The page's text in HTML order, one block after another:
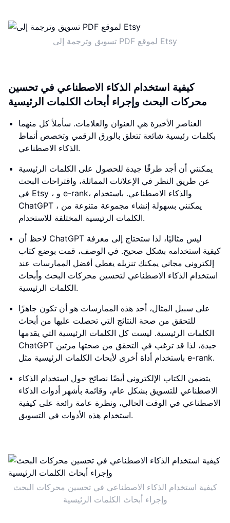
تسويق وترجمة إلى PDF لموقع Etsy
كيفية استخدام الذكاء الاصطناعي في تحسين
محركات البحث وإجراء أبحاث الكلمات الرئيسية
العناصر الأخيرة هي العنوان والعلامات. سأملأ كل منهما
بكلمات رئيسية شائعة تتعلق بالورق الرقمي وتخصص أنماط
الذكاء الاصطناعي.
يمكنني أن أجد طرقًا جيدة للحصول على الكلمات الرئيسية
عن طريق النظر في الإعلانات المماثلة، واقتراحات البحث
في Etsy ، و e-rank، والذكاء الاصطناعي. باستخدام
ChatGPT ، يمكنني بسهولة إنشاء مجموعة متنوعة من
الكلمات الرئيسية المختلفة للاستخدام.
لاحظ أن ChatGPT ليس مثاليًا، لذا ستحتاج إلى معرفة
كيفية استخدامه بشكل صحيح. في الوصف، قمت بوضع كتاب
إلكتروني مجاني يمكنك تنزيله يغطي أفضل الممارسات عند
استخدام الذكاء الاصطناعي لتحسين محركات البحث وأبحاث
الكلمات الرئيسية.
على سبيل المثال، أحد هذه الممارسات هو أن تكون جاهزًا
للتحقق من صحة النتائج التي تحصلت عليها من أبحاث
الكلمات الرئيسية. ليست كل الكلمات الرئيسية التي يقدمها
ChatGPT جيدة، لذا قد ترغب في التحقق من صحتها مرتين
باستخدام أداة أخرى لأبحاث الكلمات الرئيسية مثل e-rank.
يتضمن الكتاب الإلكتروني أيضًا نصائح حول استخدام الذكاء
الاصطناعي للتسويق بشكل عام، وقائمة بأشهر أدوات الذكاء
الاصطناعي في الوقت الحالي، ونظرة عامة رائعة على كيفية
استخدام هذه الأدوات في التسويق.
كيفية استخدام الذكاء الاصطناعي في تحسين محركات البحث
وإجراء أبحاث الكلمات الرئيسية